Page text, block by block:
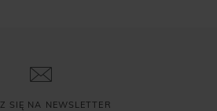
SIĘ NA NEWSLETTER